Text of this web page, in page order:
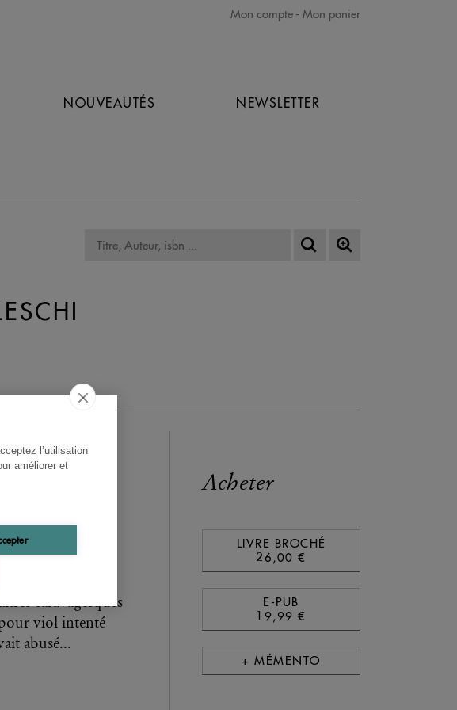
l’utilisation
améliorer et
Mon compte Mon panier
NOUVEAUTÉS NEWSLETTER
(1593-1656)
père, Orazio
caravagesques
viol intenté
abusé...
Acheter
LIVRE BROCHÉ
26,00 €
E-PUB
19,99 €
+ MÉMENTO